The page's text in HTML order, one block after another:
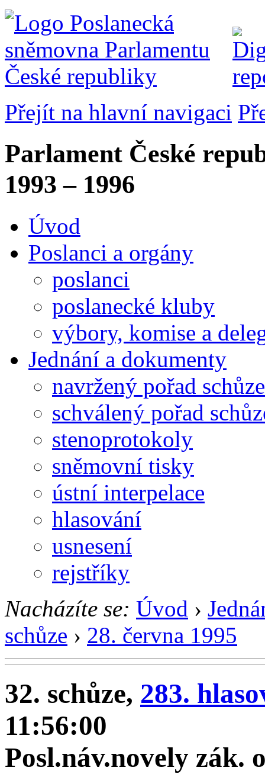
Přejít na hlavní navigaci
Parlament České
1993 – 1996
Úvod
Poslanci a orgány
poslanci
poslanecké kluby
výbory, komise a
Jednání a dokumenty
navržený pořad schůze
schválený pořad
stenoprotokoly
sněmovní tisky
ústní interpelace
hlasování
usnesení
rejstříky
Nacházíte se: Úvod ›
schůze › 28. června 1995
32. schůze, 283.
11:56:00
Posl.náv.novely zák.